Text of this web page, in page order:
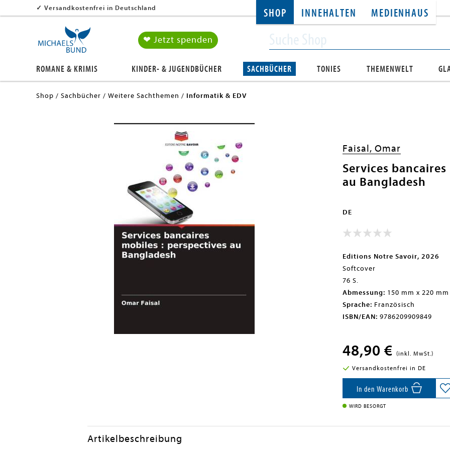
SHOP INNEHALTEN MEDIENHAUS
✓ Versandkostenfrei in Deutschland
❤ Jetzt spenden
ROMANE & KRIMIS KINDER- & JUGENDBÜCHER SACHBÜCHER TONIES THEMENWELT
Shop Sachbücher Weitere Sachthemen Informatik & EDV
Faisal, Omar
Services
au Bangladesh
DE
Editions Notre Savoir, 2026
Softcover
76 S.
Abmessung: 150 mm x 220
Sprache: Französisch
ISBN/EAN: 9786209909849
48,90 € (inkl. MwSt.)
Versandkostenfrei in DE
In den Warenkorb
WIRD BESORGT
Artikelbeschreibung